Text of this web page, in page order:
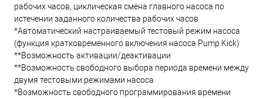
рабочих часов, циклическая смена главного насоса по
истечении заданного количества рабочих часов
*Автоматический настраиваемый тестовый режим насоса
(функция кратковременного включения насоса Pump Kick)
**Возможность активации/деактивации
**Возможность свободного выбора периода времени между
двумя тестовыми режимами насоса
*Возможность свободного программирования времени